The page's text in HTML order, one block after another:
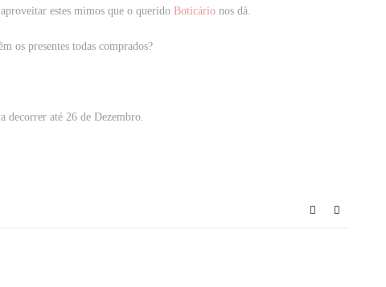
estes mimos que o queridoBoticário nos dá.
os presentes todas comprados?
decorrer até 26 de Dezembro.